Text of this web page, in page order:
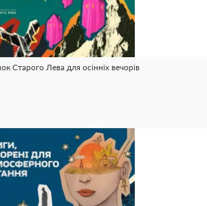
Старого Лева для осінніх вечорів